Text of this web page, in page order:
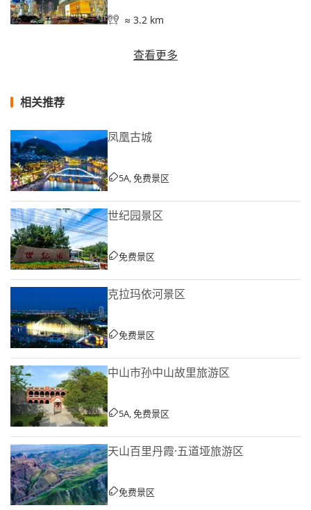
≈ 3.2 km
查看更多
相关推荐
凤凰古城
5A, 免费景区
世纪园景区
免费景区
克拉玛依河景区
免费景区
中山市孙中山故里旅游区
5A, 免费景区
天山百里丹霞·五道垭旅游区
免费景区